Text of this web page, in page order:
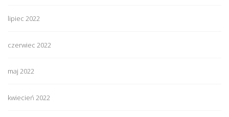
lipiec 2022
czerwiec 2022
maj 2022
kwiecień 2022